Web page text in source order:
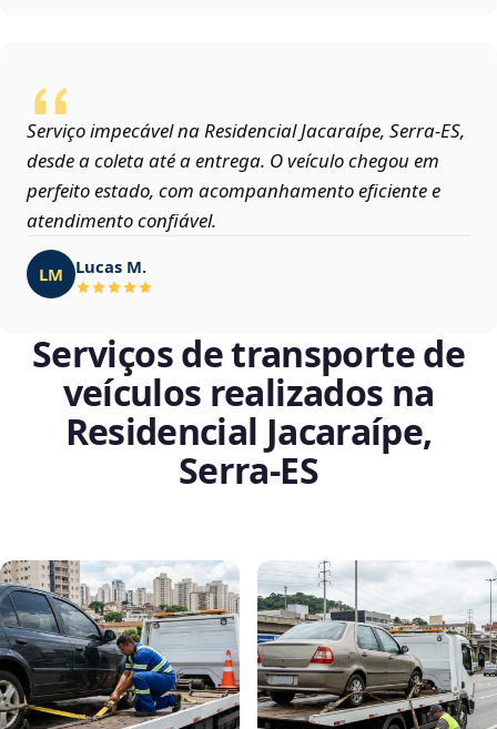
Serviço impecável na Residencial Jacaraípe, Serra‑ES,
desde a coleta até a entrega. O veículo chegou em
perfeito estado, com acompanhamento eficiente e
atendimento confiável.
LM Lucas M.
Serviços de transporte de
veículos realizados na
Residencial Jacaraípe,
Serra‑ES